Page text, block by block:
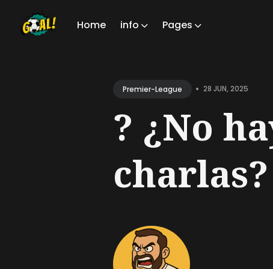
Home info Pages
for
Premier-League • 28 JUN, 2025
? ¿No
charlas?